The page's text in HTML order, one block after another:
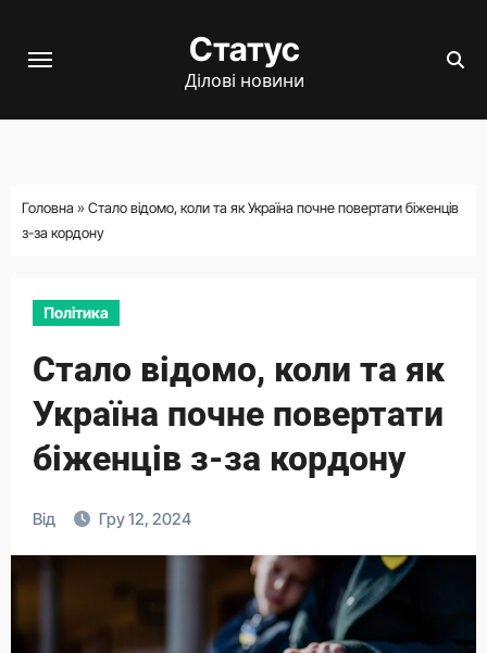
Статус
Ділові новини
Головна » Стало відомо, коли та як Україна почне повертати біженців
з-за кордону
Політика
Стало відомо, коли та як
Україна почне повертати
біженців з-за кордону
Від Гру 12, 2024